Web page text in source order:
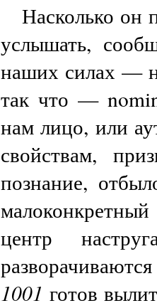
Насколько он
услышать,
наших силах —
так что —
нам лицо, или
свойствам,
познание,
центр
1001 готов